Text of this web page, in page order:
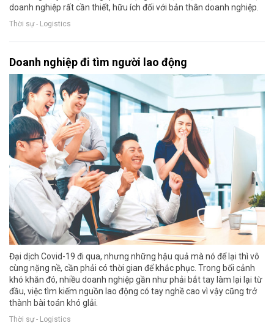
doanh nghiệp rất cần thiết, hữu ích đối với bản thân doanh nghiệp.
Thời sự - Logistics
Doanh nghiệp đi tìm người lao động
Đại dịch Covid-19 đi qua, nhưng những hậu quả mà nó để lại thì vô
cùng nặng nề, cần phải có thời gian để khắc phục. Trong bối cảnh
khó khăn đó, nhiều doanh nghiệp gần như phải bắt tay làm lại lại từ
đầu, việc tìm kiếm nguồn lao động có tay nghề cao vì vậy cũng trở
thành bài toán khó gIải.
Thời sự - Logistics